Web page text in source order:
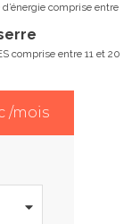
comprise entre
comprise entre 11 et 20
/mois